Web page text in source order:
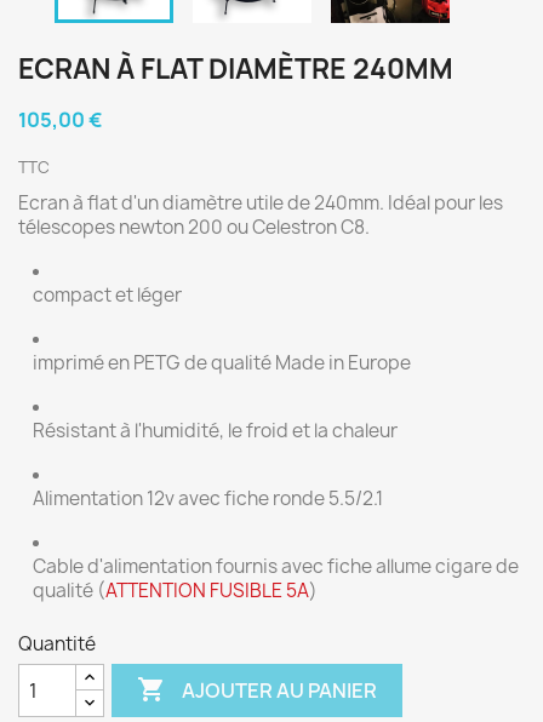
ECRAN À FLAT DIAMÈTRE 240MM
105,00 €
TTC
Ecran à flat d'un diamètre utile de 240mm. Idéal pour les
télescopes newton 200 ou Celestron C8.
compact et léger
imprimé en PETG de qualité Made in Europe
Résistant à l'humidité, le froid et la chaleur
Alimentation 12v avec fiche ronde 5.5/2.1
Cable d'alimentation fournis avec fiche allume cigare de
qualité (ATTENTION FUSIBLE 5A)
Quantité
 AJOUTER AU PANIER